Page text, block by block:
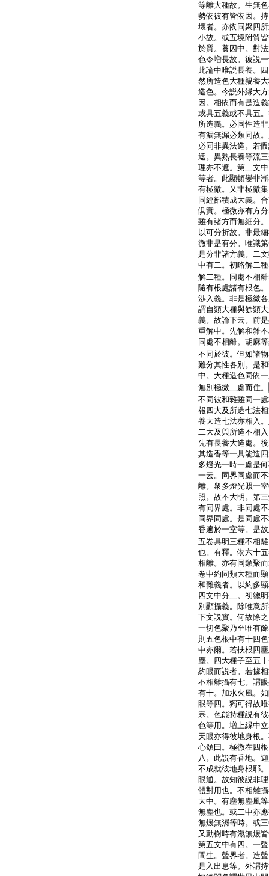
等離大種故。生無
勢依彼有皆依因。
壞者。亦依同聚四
小故。或五境附質
於質。養因中。對
色令増長故。彼説
此論中唯説長養。
然所造色大種親養
造色。今説外縁大
因。相依而有是造
或具五義或不具五
所造義。必同性造
有漏無漏必類同故
必同非異法造。若
遮。異熟長養等流
理亦不遮。第二文
等者。此顯頓變非
有極微。又非極微
同經部積成大義。
倶實。極微亦有方
雖有諸方而無細分
以可分折故。非最
微非是有分。唯識
是分非諸方義。二
中有二。初略解二
解二種。同處不相
隨有根處諸有根色
渉入義。非是極微
謂自類大種與餘類
義。故論下云。前
重解中。先解和雜
同處不相離。胡麻
不同於彼。但如諸
難分其性各別。是
中。大種造色同依
無別極微二處而住。
不同彼和雜雖同一
報四大及所造七法
養大造七法亦相入
二大及與所造不相
先有長養大造處。
其造香等一具能造
多燈光一時一處是
一云。同界同處而
離。衆多燈光照一
照。故不大明。第
有同界處。非同處
同界同處。是同處
香遍於一室等。是
五卷具明三種不相
也。有釋。依六十
相離。亦有同類聚
卷中約同類大種而
和雜義者。以約多
四文中分二。初總
別顯攝義。除唯意
下文説實。何故除
一切色聚乃至唯有
則五色根中有十四
中亦爾。若扶根四
塵。四大種子至五
約眼而説者。若據
不相離攝有七。謂
有十。加水火風。
眼等四。獨可得故
宗。色能持種説有
色等用。増上縁中
天眼亦得彼地身根
心頌曰。極微在四
八。此説有香地。
不成就彼地身根耶
眼通。故知彼説非
體對用也。不相離
大中。有塵無塵風
無塵也。或二中亦
無煖無濕等時。或
又動樹時有濕無煖
第五文中有四。一
間生。聲界者。造
是入出息等。外謂